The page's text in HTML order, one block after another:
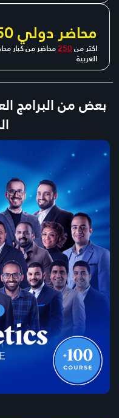
+250 محاضر دولي
اكتر من250محاضر من كبار
العربية
بعض من البرامج